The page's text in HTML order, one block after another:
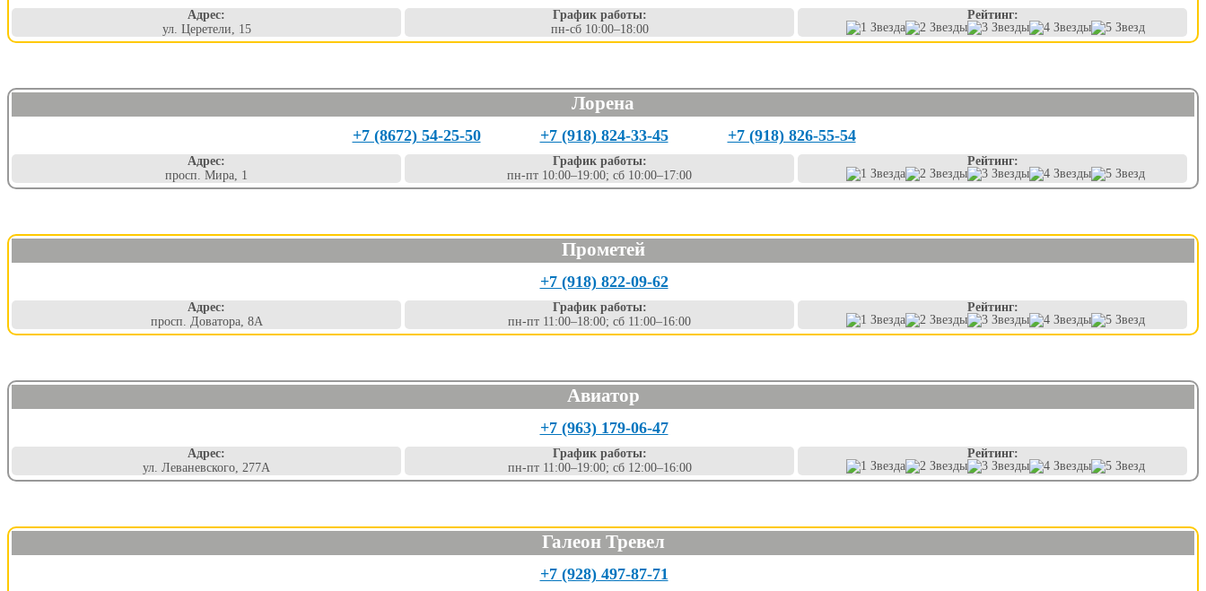
Адрес:
ул. Церетели, 15
График работы:
пн-сб 10:00–18:00
Рейтинг:
Лорена
+7 (8672) 54-25-50 +7 (918) 824-33-45 +7 (918) 826-55-54
Адрес:
просп. Мира, 1
График работы:
пн-пт 10:00–19:00; сб 10:00–17:00
Рейтинг:
Прометей
+7 (918) 822-09-62
Адрес:
просп. Доватора, 8А
График работы:
пн-пт 11:00–18:00; сб 11:00–16:00
Рейтинг:
Авиатор
+7 (963) 179-06-47
Адрес:
ул. Леваневского, 277А
График работы:
пн-пт 11:00–19:00; сб 12:00–16:00
Рейтинг:
Галеон Тревел
+7 (928) 497-87-71